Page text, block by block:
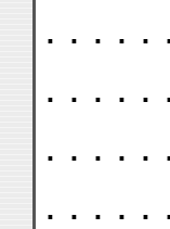
. . . . .
. . . . .
. . . . .
. . . . .